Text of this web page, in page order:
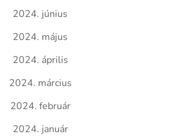
2024. június
2024. május
2024. április
2024. március
2024. február
2024. január